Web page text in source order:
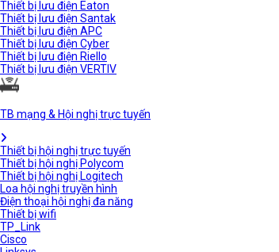
Thiết bị lưu điện Eaton
Thiết bị lưu điện Santak
Thiết bị lưu điện APC
Thiết bị lưu điện Cyber
Thiết bị lưu điện Riello
Thiết bị lưu điện VERTIV
TB mạng & Hội nghị trực tuyến
Thiết bị hội nghị trực tuyến
Thiết bị hội nghị Polycom
Thiết bị hội nghị Logitech
Loa hội nghị truyền hình
Điện thoại hội nghị đa năng
Thiết bị wifi
TP_Link
Cisco